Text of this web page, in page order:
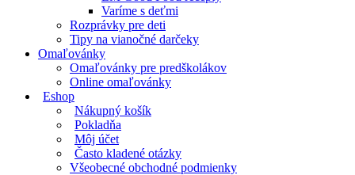
Varíme s deťmi
Rozprávky pre deti
Tipy na vianočné darčeky
Omaľovánky
Omaľovánky pre predškolákov
Online omaľovánky
Eshop
Nákupný košík
Pokladňa
Môj účet
Často kladené otázky
Všeobecné obchodné podmienky